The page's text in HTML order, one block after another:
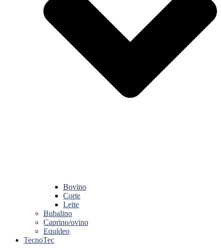
Bovino
Corte
Leite
Bubalino
Caprino/ovino
Equídeo
TecnoTec